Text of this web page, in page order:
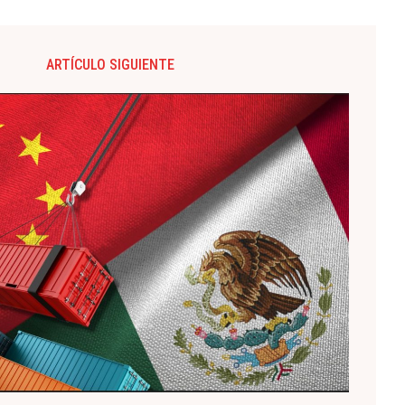
ARTÍCULO SIGUIENTE